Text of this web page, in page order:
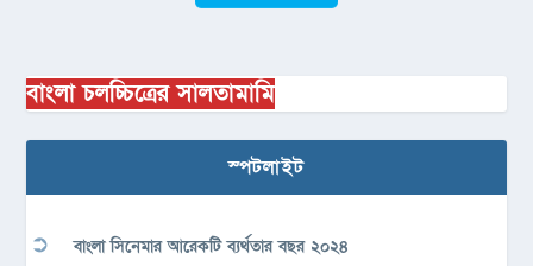
বাংলা চলচ্চিত্রের সালতামামি
স্পটলাইট
বাংলা সিনেমার আরেকটি ব্যর্থতার বছর ২০২৪